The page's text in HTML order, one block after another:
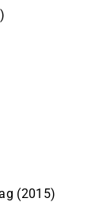
(2015)